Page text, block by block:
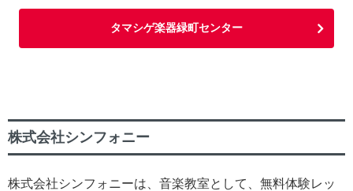
タマシゲ楽器緑町センター
株式会社シンフォニー
株式会社シンフォニーは、音楽教室として、無料体験レッ